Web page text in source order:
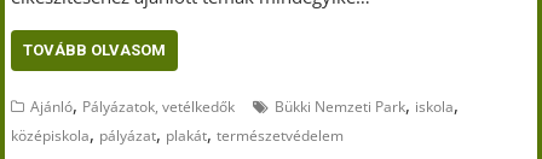
TOVÁBB OLVASOM
Ajánló, Pályázatok, vetélkedők Bükki Nemzeti Park, iskola,
középiskola, pályázat, plakát,természetvédelem